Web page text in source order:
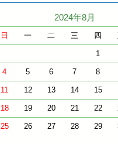
2024年8月
日 一 二 三 四
1
4 5 6 7 8
11 12 13 14 15
18 19 20 21 22
25 26 27 28 29